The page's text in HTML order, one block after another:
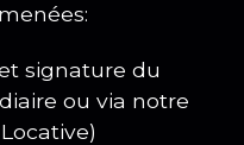
signature du
ou via notre